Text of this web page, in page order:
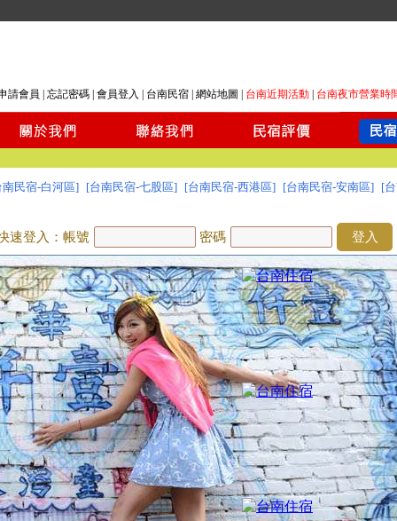
請會員 忘記密碼 會員登入 台南民宿 網站地圖 台南近期活動 台南夜市營業時
南民宿-白河區] [台南民宿-七股區] [台南民宿-西港區] [台南民宿-安南區] [
速登入：帳號 密碼 登入